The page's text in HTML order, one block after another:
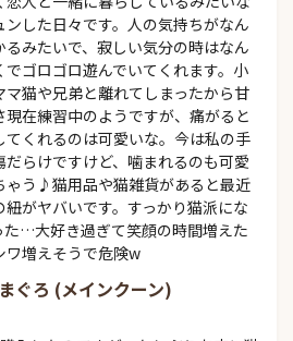
ンした日々です。人の気持ちがなん
るみたいで、寂しい気分の時はなん
でゴロゴロ遊んでいてくれます。小
マ猫や兄弟と離れてしまったから甘
現在練習中のようですが、痛がると
てくれるのは可愛いな。今は私の手
だらけですけど、噛まれるのも可愛
ゃう♪猫用品や猫雑貨があると最近
紐がヤバいです。すっかり猫派にな
た…大好き過ぎて笑顔の時間増えた
ワ増えそうで危険w
ぐろ (メインクーン)